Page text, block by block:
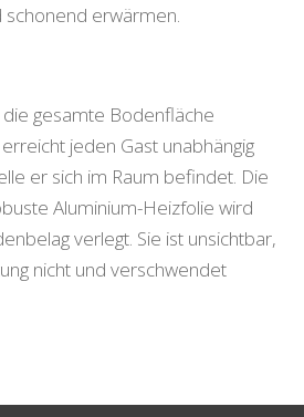
erwärmen.
gesamte Bodenfläche
jeden Gast unabhängig
er sich im Raum befindet. Die
Aluminium-Heizfolie wird
verlegt. Sie ist unsichtbar,
nicht und verschwendet